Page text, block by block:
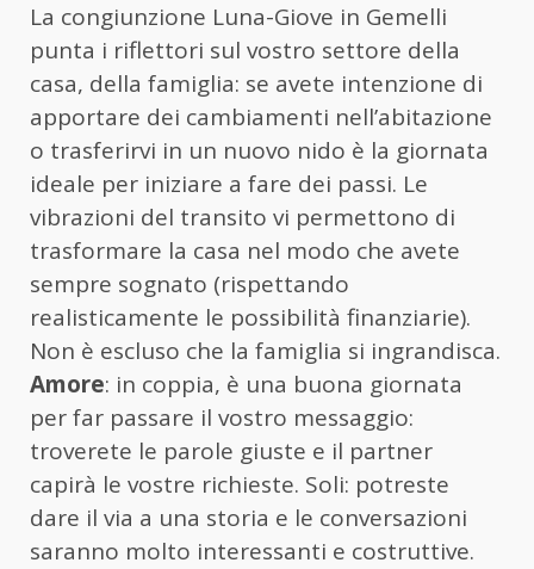
La congiunzione Luna-Giove in Gemelli
punta i riflettori sul vostro settore della
casa, della famiglia: se avete intenzione di
apportare dei cambiamenti nell’abitazione
o trasferirvi in un nuovo nido è la giornata
ideale per iniziare a fare dei passi. Le
vibrazioni del transito vi permettono di
trasformare la casa nel modo che avete
sempre sognato (rispettando
realisticamente le possibilità finanziarie).
Non è escluso che la famiglia si ingrandisca.
Amore: in coppia, è una buona giornata
per far passare il vostro messaggio:
troverete le parole giuste e il partner
capirà le vostre richieste. Soli: potreste
dare il via a una storia e le conversazioni
saranno molto interessanti e costruttive.